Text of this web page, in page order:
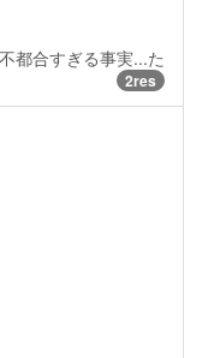
都合すぎる事実...た
2res